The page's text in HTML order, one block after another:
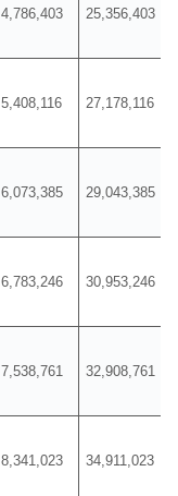
4,786,403 25,356,403
5,408,116 27,178,116
6,073,385 29,043,385
6,783,246 30,953,246
7,538,761 32,908,761
8,341,023 34,911,023